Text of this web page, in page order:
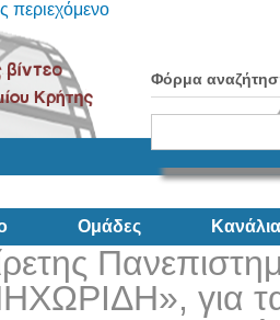
περιεχόμενο
Φόρμα
Ομάδες Κανάλια
για